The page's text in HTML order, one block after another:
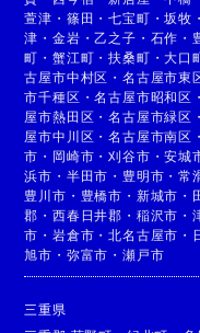
萱津 ・ 篠田 ・七宝町 ・坂牧 ・
津 ・金岩 ・乙之子 ・ 石作 ・
町 ・蟹江町 ・扶桑町 ・大口
古屋市中村区 ・名古屋市東
市千種区 ・名古屋市昭和区 ・
屋市熱田区 ・名古屋市緑区 ・
屋市中川区 ・名古屋市南区 ・
市 ・ 岡崎市 ・刈谷市 ・安城
浜市 ・ 半田市 ・ 豊明市 ・常
豊川市 ・ 豊橋市 ・ 新城市 ・
郡 ・西春日井郡 ・ 稲沢市 ・
市 ・岩倉市 ・北名古屋市 ・
旭市 ・ 弥富市 ・瀬戸市
三重県